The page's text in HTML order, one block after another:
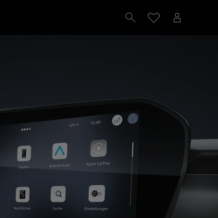
Probefahrt vereinbaren Konfigurieren